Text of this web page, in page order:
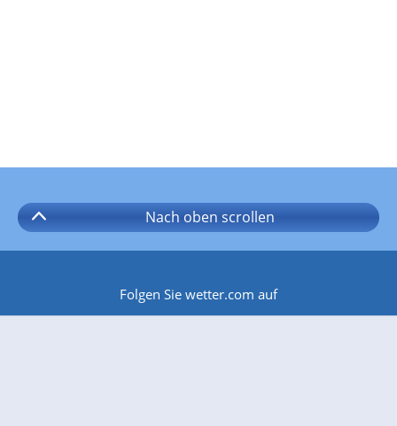
Nach oben scrollen
Folgen Sie wetter.com auf